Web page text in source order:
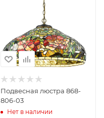
Подвесная люстра 868-
806-03
Нет в наличии